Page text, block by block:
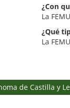
¿Con
La
¿Qué
La
de Castilla y